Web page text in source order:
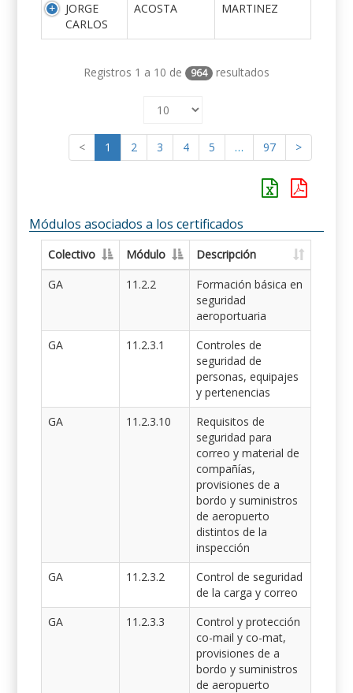
JORGE
CARLOS
ACOSTA MARTINEZ
Registros 1 a 10 de 964 resultados
< 1 2 3 4 5 … 97 >
Módulos asociados a los certificados
Colectivo Módulo
Descripción
GA
11.2.2
Formación básica en
seguridad
aeroportuaria
GA
11.2.3.1
Controles de
seguridad de
personas, equipajes
y pertenencias
GA
11.2.3.10
Requisitos de
seguridad para
correo y material de
compañías,
provisiones de a
bordo y suministros
de aeropuerto
distintos de la
inspección
GA
11.2.3.2
Control de seguridad
de la carga y correo
GA
11.2.3.3
Control y protección
co-mail y co-mat,
provisiones de a
bordo y suministros
de aeropuerto